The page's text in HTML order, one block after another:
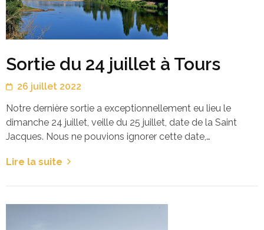
Sortie du 24 juillet à Tours
26 juillet 2022
Notre dernière sortie a exceptionnellement eu lieu le
dimanche 24 juillet, veille du 25 juillet, date de la Saint
Jacques. Nous ne pouvions ignorer cette date,…
Lire la suite